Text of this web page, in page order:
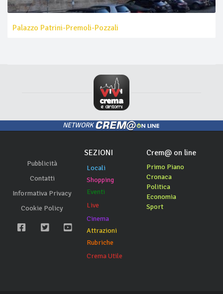
Palazzo Patrini-Premoli-Pozzali
NETWORK
Pubblicità
Contatti
Informativa Privacy
Cookie Policy
SEZIONI
Locali
Shopping
Eventi
Live
Cinema
Attrazioni
Rubriche
Crema Utile
Crem@ on line
Primo Piano
Cronaca
Politica
Economia
Sport